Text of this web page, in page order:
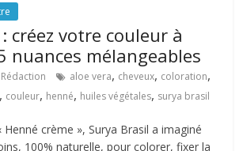
créez votre couleur à
nuances mélangeables
Rédaction aloe vera, cheveux, coloration,
, couleur, henné, huiles végétales, surya brasil
crème », Surya Brasil a imaginé
100% naturelle, pour colorer, fixer la